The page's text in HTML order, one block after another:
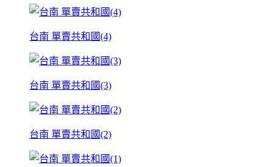
台南 單賣共和國(4)
台南 單賣共和國(3)
台南 單賣共和國(2)